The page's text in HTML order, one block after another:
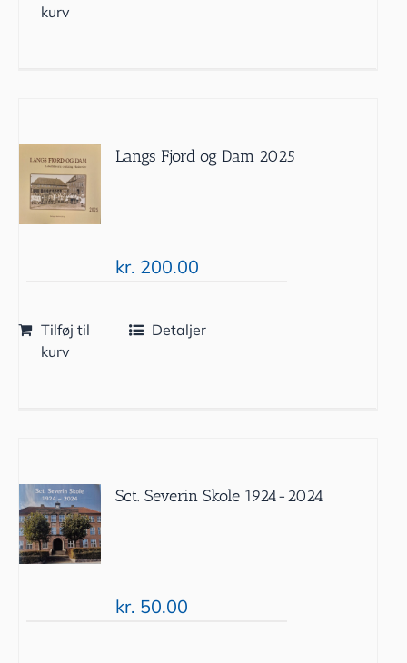
kurv
Langs Fjord og Dam 2025
kr. 200.00
Tilføj til
kurv
Detaljer
Sct. Severin Skole 1924-2024
kr. 50.00